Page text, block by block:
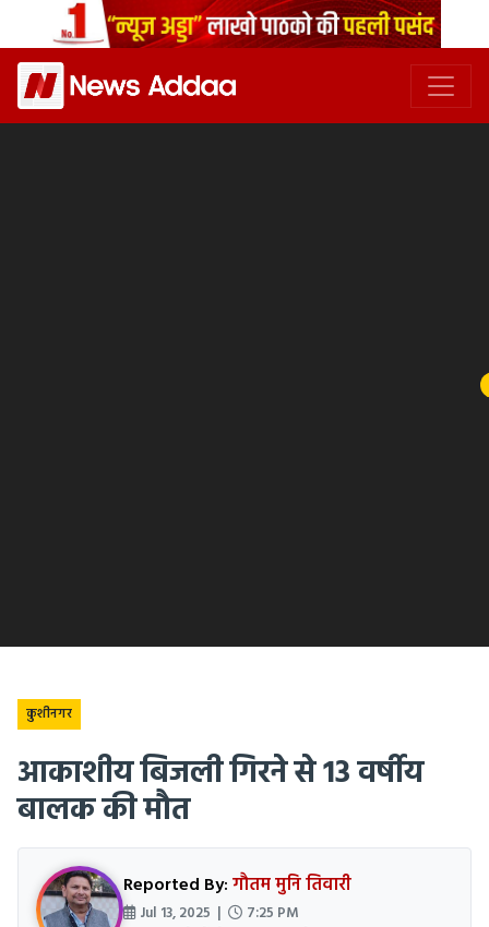
कुशीनगर
आकाशीय बिजली गिरने से 13 वर्षीय
बालक की मौत
Reported By:गौतम मुनि तिवारी
Jul 13, 2025 | 7:25 PM